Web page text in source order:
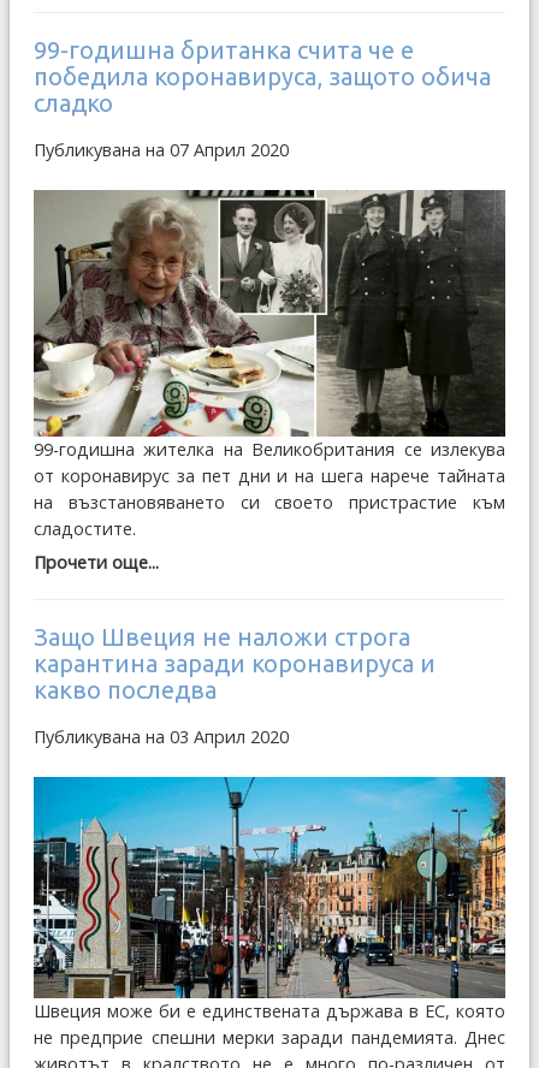
99-годишна британка счита че е
победила коронавируса, защото обича
сладко
Публикувана на 07 Април 2020
99-годишна жителка на Великобритания се излекува
от коронавирус за пет дни и на шега нарече тайната
на възстановяването си своето пристрастие към
сладостите.
Прочети още...
Защо Швеция не наложи строга
карантина заради коронавируса и
какво последва
Публикувана на 03 Април 2020
Швеция може би е единствената държава в ЕС, която
не предприе спешни мерки заради пандемията. Днес